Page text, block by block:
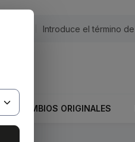
RECAMBIOS ORIGINALES